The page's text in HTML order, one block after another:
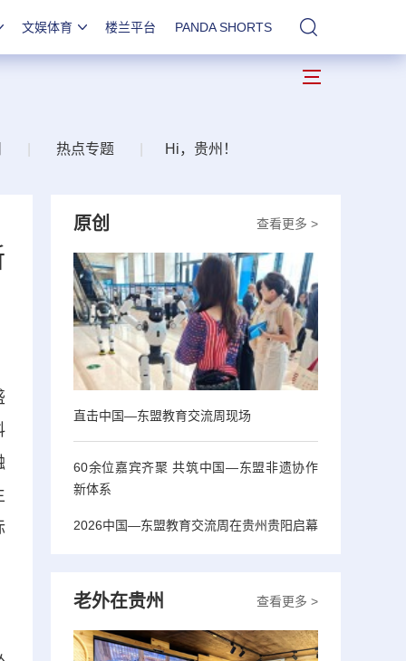
文娱体育 楼兰平台 PANDA SHORTS
热点专题 Hi，贵州！
查看更多 >
原创
直击中国—东盟教育交流周现场
60余位嘉宾齐聚 共筑中国—东盟非遗协作
新体系
2026中国—东盟教育交流周在贵州贵阳启幕
查看更多 >
老外在贵州